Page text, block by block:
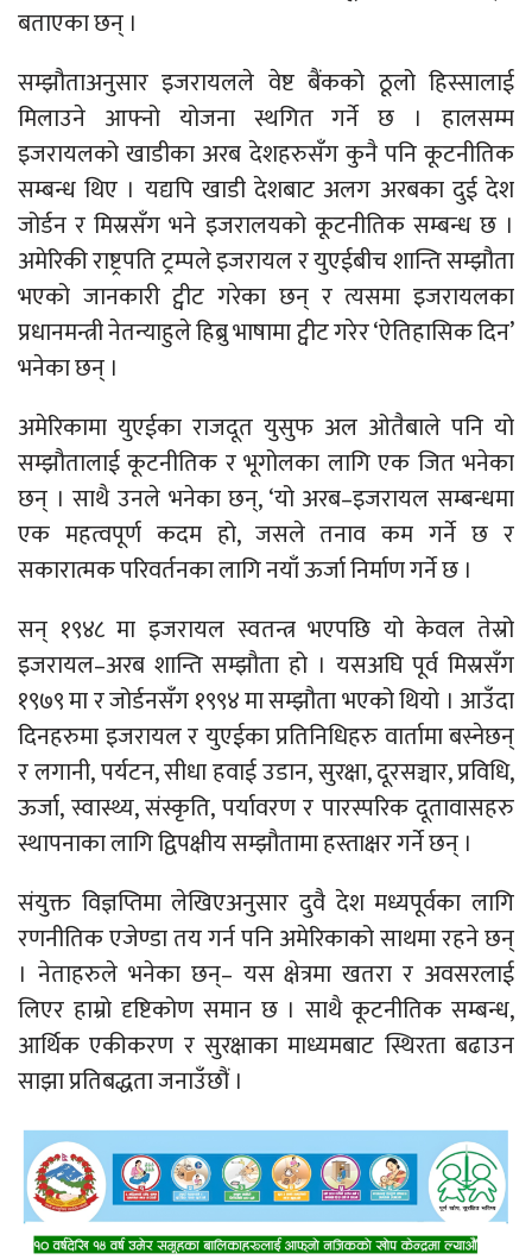
बताएका छन् ।
सम्झौताअनुसार इजरायलले वेष्ट बैंकको ठूलो हिस्सालाई
मिलाउने आफ्नो योजना स्थगित गर्ने छ । हालसम्म
इजरायलको खाडीका अरब देशहरुसँग कुनै पनि कूटनीतिक
सम्बन्ध थिए । यद्यपि खाडी देशबाट अलग अरबका दुई देश
जोर्डन र मिस्रसँग भने इजरालयको कूटनीतिक सम्बन्ध छ ।
अमेरिकी राष्ट्रपति ट्रम्पले इजरायल र युएईबीच शान्ति सम्झौता
भएको जानकारी ट्वीट गरेका छन् र त्यसमा इजरायलका
प्रधानमन्त्री नेतन्याहुले हिब्रु भाषामा ट्वीट गरेर ‘ऐतिहासिक दिन’
भनेका छन् ।
अमेरिकामा युएईका राजदूत युसुफ अल ओतैबाले पनि यो
सम्झौतालाई कूटनीतिक र भूगोलका लागि एक जित भनेका
छन् । साथै उनले भनेका छन्, ‘यो अरब–इजरायल सम्बन्धमा
एक महत्वपूर्ण कदम हो, जसले तनाव कम गर्ने छ र
सकारात्मक परिवर्तनका लागि नयाँ ऊर्जा निर्माण गर्ने छ ।
सन् १९४८ मा इजरायल स्वतन्त्र भएपछि यो केवल तेस्रो
इजरायल–अरब शान्ति सम्झौता हो । यसअघि पूर्व मिस्रसँग
१९७९ मा र जोर्डनसँग १९९४ मा सम्झौता भएको थियो । आउँदा
दिनहरुमा इजरायल र युएईका प्रतिनिधिहरु वार्तामा बस्नेछन्
र लगानी, पर्यटन, सीधा हवाई उडान, सुरक्षा, दूरसञ्चार, प्रविधि,
ऊर्जा, स्वास्थ्य, संस्कृति, पर्यावरण र पारस्परिक दूतावासहरु
स्थापनाका लागि द्विपक्षीय सम्झौतामा हस्ताक्षर गर्ने छन् ।
संयुक्त विज्ञप्तिमा लेखिएअनुसार दुवै देश मध्यपूर्वका लागि
रणनीतिक एजेण्डा तय गर्न पनि अमेरिकाको साथमा रहने छन्
। नेताहरुले भनेका छन्– यस क्षेत्रमा खतरा र अवसरलाई
लिएर हाम्रो दृष्टिकोण समान छ । साथै कूटनीतिक सम्बन्ध,
आर्थिक एकीकरण र सुरक्षाका माध्यमबाट स्थिरता बढाउन
साझा प्रतिबद्धता जनाउँछौं ।